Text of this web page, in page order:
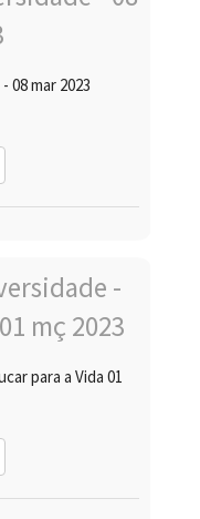
08 mar 2023
para a Vida 01